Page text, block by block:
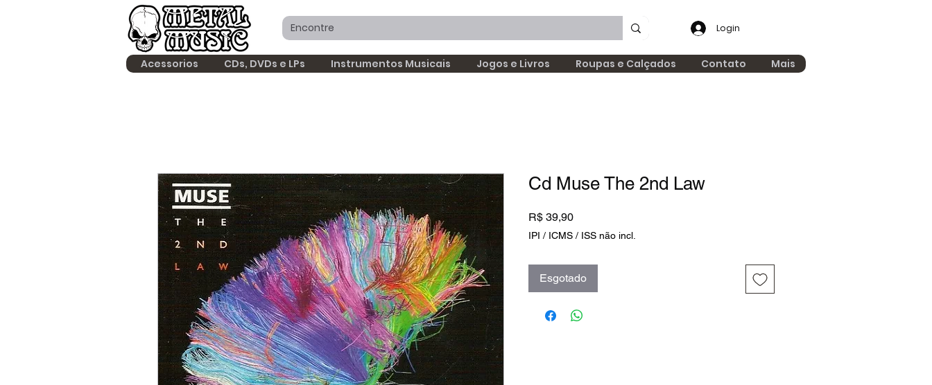
Login
Acessorios CDs, DVDs e LPs Instrumentos Musicais Jogos e Livros Roupas e Calçados Contato Mais
Cd Muse The 2nd Law
R$ 39,90Preço
IPI / ICMS / ISS não incl.
Esgotado